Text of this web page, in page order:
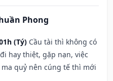
Phong
(Tý) Cầu tài thì không có
hay thiệt, gặp nạn, việc
quỷ nên cúng tế thì mới